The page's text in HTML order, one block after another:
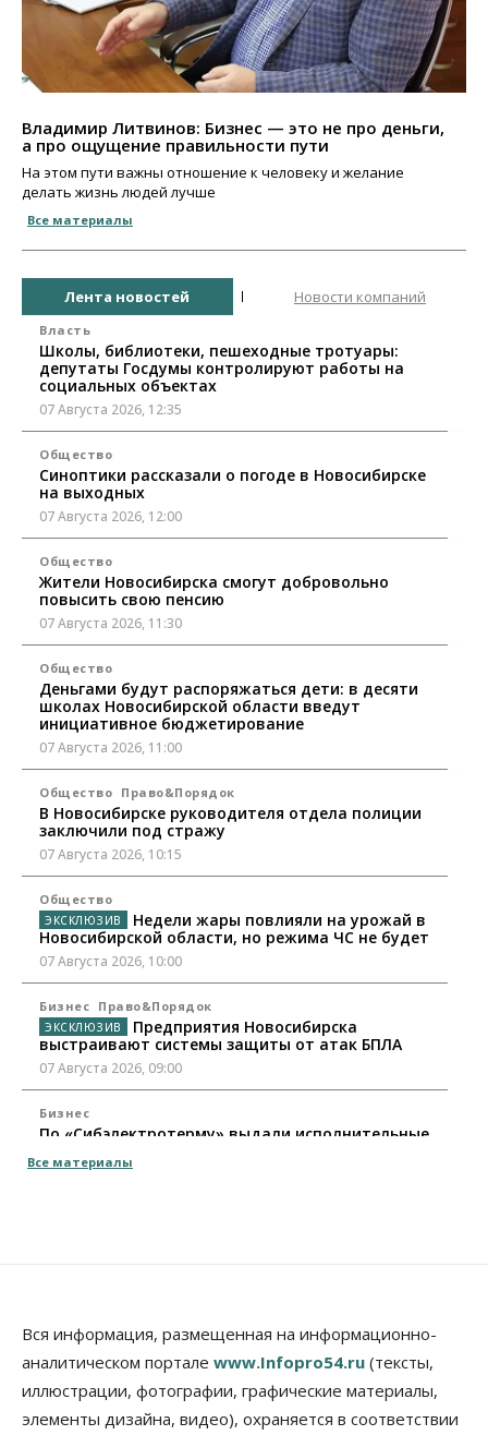
Владимир Литвинов: Бизнес — это не про деньги,
а про ощущение правильности пути
На этом пути важны отношение к человеку и желание
делать жизнь людей лучше
Все материалы
Лента новостей Новости компаний
Власть
Школы, библиотеки, пешеходные тротуары:
депутаты Госдумы контролируют работы на
социальных объектах
07 Августа 2026, 12:35
Общество
Синоптики рассказали о погоде в Новосибирске
на выходных
07 Августа 2026, 12:00
Общество
Жители Новосибирска смогут добровольно
повысить свою пенсию
07 Августа 2026, 11:30
Общество
Деньгами будут распоряжаться дети: в десяти
школах Новосибирской области введут
инициативное бюджетирование
07 Августа 2026, 11:00
Общество Право&Порядок
В Новосибирске руководителя отдела полиции
заключили под стражу
07 Августа 2026, 10:15
Общество
Недели жары повлияли на урожай в
Новосибирской области, но режима ЧС не будет
07 Августа 2026, 10:00
Бизнес Право&Порядок
Предприятия Новосибирска
выстраивают системы защиты от атак БПЛА
07 Августа 2026, 09:00
Бизнес
По «Сибэлектротерму» выдали исполнительные
07 Августа 2026, 08:00
Мировые И Федеральные Новости
Россия построит в Киргизии новый кампус КРСУ:
30 гектаров, 15 тысяч студентов и 30 миллиардов
рублей
06 Августа 2026, 18:40
Все материалы
Вся информация, размещенная на информационно-
аналитическом портале www.Infopro54.ru (тексты,
иллюстрации, фотографии, графические материалы,
элементы дизайна, видео), охраняется в соответствии